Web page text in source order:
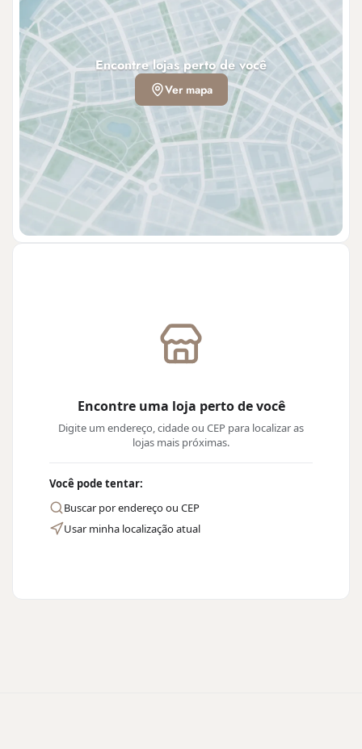
Encontre uma loja perto de você
Digite um endereço, cidade ou CEP para localizar as
lojas mais próximas.
Você pode tentar:
Buscar por endereço ou CEP
Usar minha localização atual
Encontre lojas perto de você
Ver mapa